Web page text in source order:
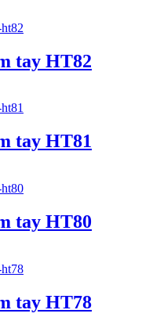
tay HT82
tay HT81
tay HT80
tay HT78